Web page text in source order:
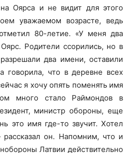
Оярса и не видит для этого
уважаемом возрасте, ведь
80-летие. «У меня два
Родители ссорились, но в
два имени, оставили
что в деревне всех
я хочу опять поменять имя
много стало Раймондов в
министр обороны, еще
это имя где-то звучит. Хотел
он. Напомним, что и
Латвии действительно